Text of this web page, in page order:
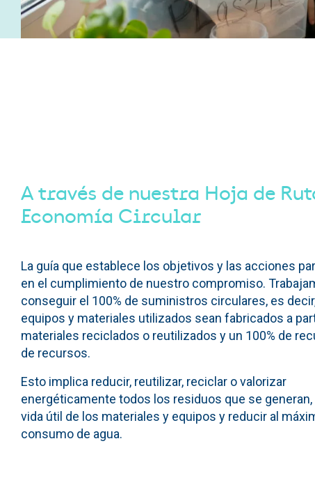
A través de nuestra Hoja de
Economía Circular
La guía que establece los objetivos y las acciones
en el cumplimiento de nuestro compromiso.
conseguir el 100% de suministros circulares, es
equipos y materiales utilizados sean fabricados a
materiales reciclados o reutilizados y un 100% de
de recursos.
Esto implica reducir, reutilizar, reciclar o valorizar
energéticamente todos los residuos que se generan,
vida útil de los materiales y equipos y reducir al
consumo de agua.